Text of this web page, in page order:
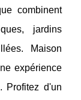
combinent
jardins
Maison
expérience
Profitez d'un